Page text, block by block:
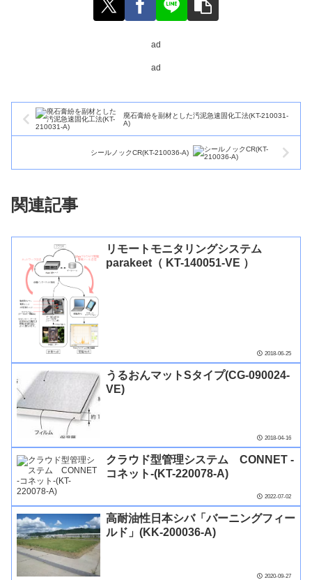
ad
ad
廃石膏紛を副材とした汚泥急速固化工法(KT-210031-
A)
シールノックCR(KT-210036-A)
関連記事
リモートモニタリングシステム
parakeet（ KT-140051-VE ）
2018-06-25
うるおんマットSタイプ(CG-090024-
VE)
2018-04-16
クラウド型管理システム CONNET -
コネット-(KT-220078-A)
2022-07-02
高耐油性日本シバ「バーニングフィー
ルド」(KK-200036-A)
2020-09-27